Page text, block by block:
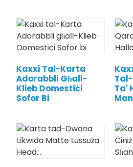
Kaxxi Tal-Karta
Adorabbli Għall-
Klieb Domestiċi
Sofor Bi
Ta'